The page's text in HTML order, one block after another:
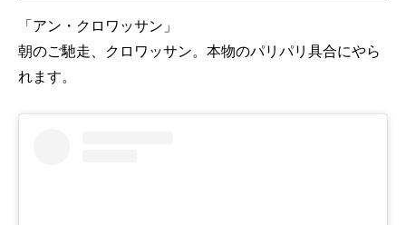
「アン・クロワッサン」
朝のご馳走、クロワッサン。本物のパリパリ具合にやら
れます。